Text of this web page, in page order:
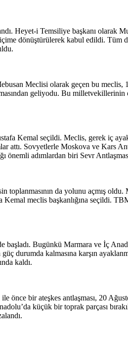
Heyet-i Temsiliye başkanı olarak
dönüştürülerek kabul edildi.
Meclisi olarak geçen bu meclis,
geliyodu. Bu milletvekillerinin
Kemal seçildi. Meclis, gerek iç
attı. Sovyetlerle Moskova ve Kars
önemli adımlardan biri Sevr
toplanmasının da yolunu açmış
meclis başkanlığına seçildi.
başladı. Bugünkü Marmara ve İç
kalmasına karşın
kaldı.
bir ateşkes antlaşması, 20
küçük bir toprak parçası